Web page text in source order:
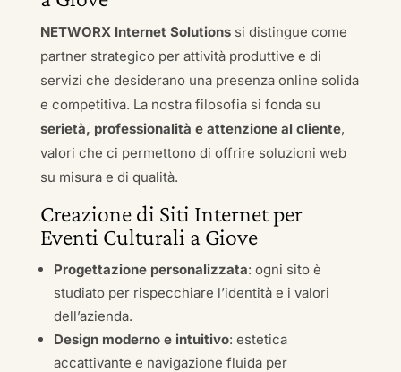
NETWORX Internet Solutionssi distingue come
partner strategico per attività produttive e di
servizi che desiderano una presenza online solida
e competitiva. La nostra filosofia si fonda su
serietà, professionalità e attenzione al cliente,
valori che ci permettono di offrire soluzioni web
su misura e di qualità.
Creazione di Siti Internet per
Eventi Culturali a Giove
Progettazione personalizzata: ogni sito è
studiato per rispecchiare l’identità e i valori
dell’azienda.
Design moderno e intuitivo: estetica
accattivante e navigazione fluida per